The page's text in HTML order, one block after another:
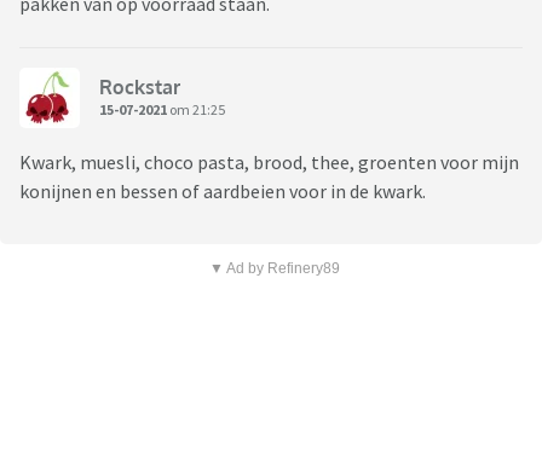
Rockstar
15-07-2021 om 21:25
Kwark, muesli, choco pasta, brood, thee, groenten voor mijn
konijnen en bessen of aardbeien voor in de kwark.
▼ Ad by Refinery89